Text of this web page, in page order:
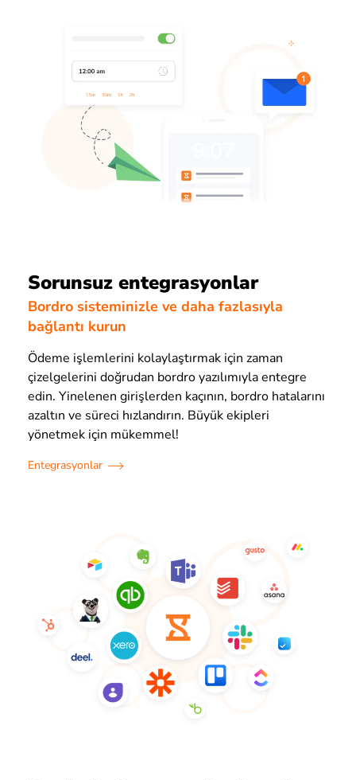
Sorunsuz entegrasyonlar
Bordro sisteminizle ve daha fazlasıyla
bağlantı kurun
Ödeme işlemlerini kolaylaştırmak için zaman
çizelgelerini doğrudan bordro yazılımıyla entegre
edin. Yinelenen girişlerden kaçının, bordro hatalarını
azaltın ve süreci hızlandırın. Büyük ekipleri
yönetmek için mükemmel!
Entegrasyonlar